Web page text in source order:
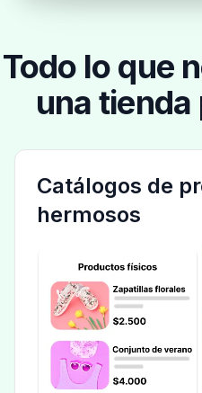
Todo lo que
una
Catálogos de
hermosos